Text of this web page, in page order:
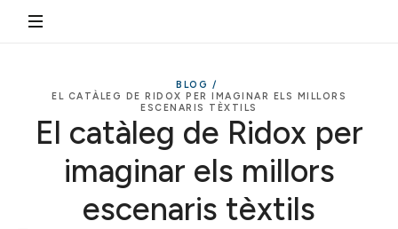
BLOG /
EL CATÀLEG DE RIDOX PER IMAGINAR ELS MILLORS
ESCENARIS TÈXTILS
El catàleg de Ridox per
imaginar els millors
escenaris tèxtils